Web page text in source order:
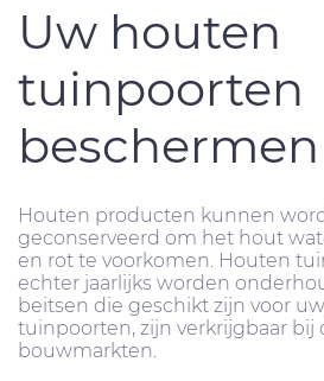
Uw houten
tuinpoorten
beschermen
Houten producten kunnen
geconserveerd om het hout
en rot te voorkomen. Houten
echter jaarlijks worden
beitsen die geschikt zijn voor
tuinpoorten, zijn verkrijgbaar bij
bouwmarkten.